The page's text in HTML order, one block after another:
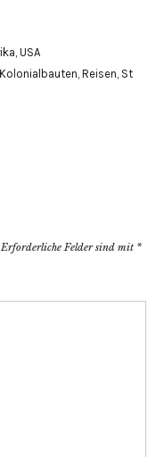
, USA
Kolonialbauten, Reisen, St
Erforderliche Felder sind mit *